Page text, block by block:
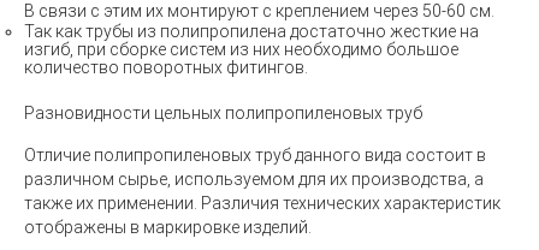
В связи с этим их монтируют с креплением через 50-60 см.
Так как трубы из полипропилена достаточно жесткие на
изгиб, при сборке систем из них необходимо большое
количество поворотных фитингов.
Разновидности цельных полипропиленовых труб
Отличие полипропиленовых труб данного вида состоит в
различном сырье, используемом для их производства, а
также их применении. Различия технических характеристик
отображены в маркировке изделий.